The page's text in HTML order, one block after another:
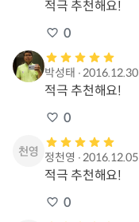
적극 추천해요!
0
박성태 ∙2016.12.30
적극 추천해요!
0
정천영 ∙2016.12.05
적극 추천해요!
0